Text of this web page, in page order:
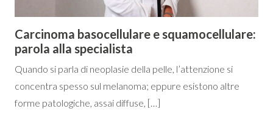
Carcinoma basocellulare e squamocellulare:
parola alla specialista
Quando si parla di neoplasie della pelle, l’attenzione si
concentra spesso sul melanoma; eppure esistono altre
forme patologiche, assai diffuse, […]